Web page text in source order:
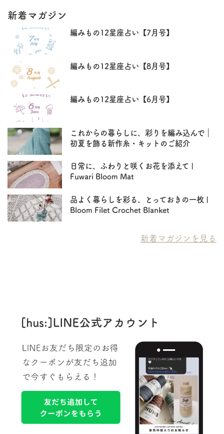
新着マガジン
編みもの12星座占い【7月号】
編みもの12星座占い【8月号】
編みもの12星座占い【6月号】
これからの暮らしに、彩りを編み込んで｜
初夏を飾る新作糸・キットのご紹介
日常に、ふわりと咲くお花を添えて |
Fuwari Bloom Mat
品よく暮らしを彩る、とっておきの一枚 |
Bloom Filet Crochet Blanket
新着マガジンを見る